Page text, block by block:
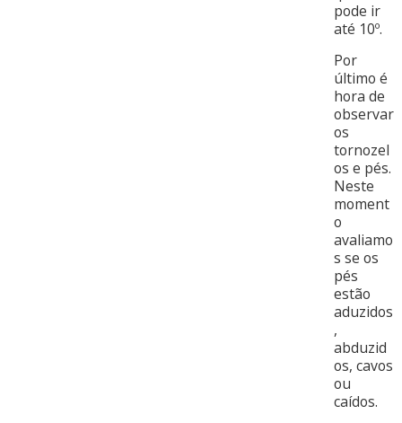
pode ir
até 10º.
Por
último é
hora de
observar
os
tornozel
os e pés.
Neste
moment
o
avaliamo
s se os
pés
estão
aduzidos
,
abduzid
os, cavos
ou
caídos.